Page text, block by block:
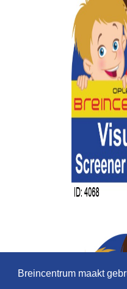
Breincentrum maakt